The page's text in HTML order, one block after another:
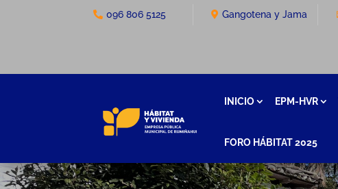
096 806 5125
Gangotena y Jama
INICIO EPM-HVR
FORO HÁBITAT 2025